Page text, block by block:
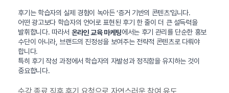
후기는 학습자의 실제 경험이 녹아든 ‘증거 기반의 콘텐츠’입니다.
어떤 광고보다 학습자의 언어로 표현된 후기 한 줄이 더 큰 설득력을
발휘합니다. 따라서 온라인 교육 마케팅에서는 후기 관리를 단순한 홍보
수단이 아니라, 브랜드의 진정성을 보여주는 전략적 콘텐츠로 다뤄야
합니다.
특히 후기 작성 과정에서 학습자의 자발성과 정직함을 유지하는 것이
중요합니다.